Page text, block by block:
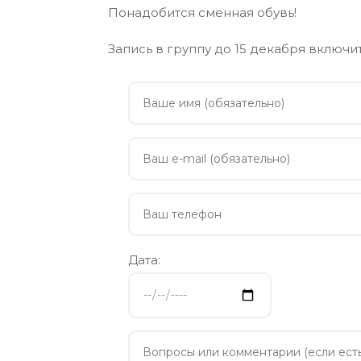
Понадобится сменная обувь!
Запись в группу до 15 декабря
Дата: